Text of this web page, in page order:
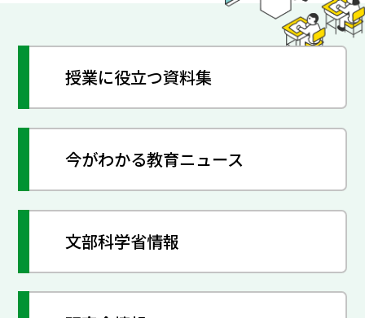
授業に役立つ資料集
今がわかる教育ニュース
文部科学省情報